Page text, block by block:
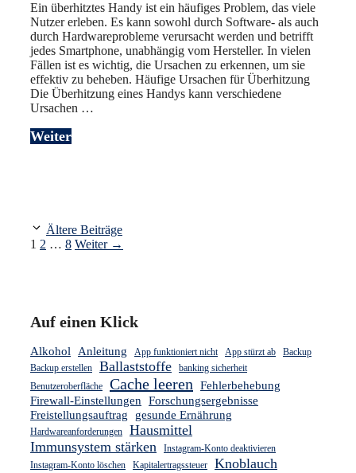
Ein überhitztes Handy ist ein häufiges Problem, das viele
Nutzer erleben. Es kann sowohl durch Software- als auch
durch Hardwareprobleme verursacht werden und betrifft
jedes Smartphone, unabhängig vom Hersteller. In vielen
Fällen ist es wichtig, die Ursachen zu erkennen, um sie
effektiv zu beheben. Häufige Ursachen für Überhitzung
Die Überhitzung eines Handys kann verschiedene
Ursachen …
Weiter
Ältere Beiträge
Seite
1 Seite
2 … Seite
8 Weiter →
Auf einen Klick
Alkohol Anleitung App funktioniert nicht App stürzt ab
Backup
Backup erstellen
Ballaststoffe
banking sicherheit
Benutzeroberfläche
Cache leeren Fehlerbehebung
Firewall-Einstellungen Forschungsergebnisse
Freistellungsauftrag
gesunde Ernährung
Hardwareanforderungen
Hausmittel
Immunsystem stärken
Instagram-Konto deaktivieren
Instagram-Konto löschen
Kapitalertragssteuer Knoblauch